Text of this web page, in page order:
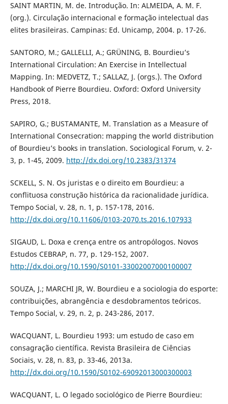
SAINT MARTIN, M. de. Introdução. In: ALMEIDA, A. M. F.
(org.). Circulação internacional e formação intelectual das
elites brasileiras. Campinas: Ed. Unicamp, 2004. p. 17-26.
SANTORO, M.; GALLELLI, A.; GRÜNING, B. Bourdieu’s
International Circulation: An Exercise in Intellectual
Mapping. In: MEDVETZ, T.; SALLAZ, J. (orgs.). The Oxford
Handbook of Pierre Bourdieu. Oxford: Oxford University
Press, 2018.
SAPIRO, G.; BUSTAMANTE, M. Translation as a Measure of
International Consecration: mapping the world distribution
of Bourdieu’s books in translation. Sociological Forum, v. 2-
3, p. 1-45, 2009. http://dx.doi.org/10.2383/31374
SCKELL, S. N. Os juristas e o direito em Bourdieu: a
conflituosa construção histórica da racionalidade jurídica.
Tempo Social, v. 28, n. 1, p. 157-178, 2016.
http://dx.doi.org/10.11606/0103-2070.ts.2016.107933
SIGAUD, L. Doxa e crença entre os antropólogos. Novos
Estudos CEBRAP, n. 77, p. 129-152, 2007.
http://dx.doi.org/10.1590/S0101-33002007000100007
SOUZA, J.; MARCHI JR, W. Bourdieu e a sociologia do esporte:
contribuições, abrangência e desdobramentos teóricos.
Tempo Social, v. 29, n. 2, p. 243-286, 2017.
WACQUANT, L. Bourdieu 1993: um estudo de caso em
consagração científica. Revista Brasileira de Ciências
Sociais, v. 28, n. 83, p. 33-46, 2013a.
http://dx.doi.org/10.1590/S0102-69092013000300003
WACQUANT, L. O legado sociológico de Pierre Bourdieu: